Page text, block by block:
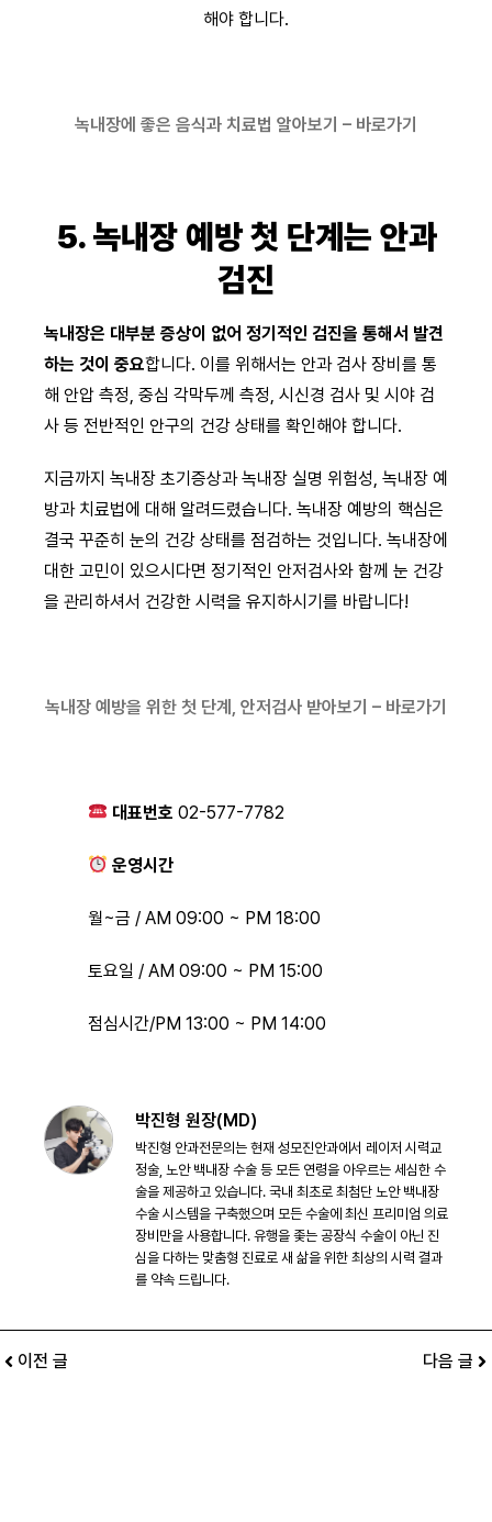
해야 합니다.
녹내장에 좋은 음식과 치료법 알아보기 – 바로가기
5. 녹내장 예방 첫 단계는 안과
검진
녹내장은 대부분 증상이 없어 정기적인 검진을 통해서 발견
하는 것이 중요합니다. 이를 위해서는 안과 검사 장비를 통
해 안압 측정, 중심 각막두께 측정, 시신경 검사 및 시야 검
사 등 전반적인 안구의 건강 상태를 확인해야 합니다.
지금까지 녹내장 초기증상과 녹내장 실명 위험성, 녹내장 예
방과 치료법에 대해 알려드렸습니다. 녹내장 예방의 핵심은
결국 꾸준히 눈의 건강 상태를 점검하는 것입니다. 녹내장에
대한 고민이 있으시다면 정기적인 안저검사와 함께 눈 건강
을 관리하셔서 건강한 시력을 유지하시기를 바랍니다!
녹내장 예방을 위한 첫 단계, 안저검사 받아보기 – 바로가기
대표번호 02-577-7782
운영시간
월~금 / AM 09:00 ~ PM 18:00
토요일 / AM 09:00 ~ PM 15:00
점심시간/PM 13:00 ~ PM 14:00
박진형 원장(MD)
박진형 안과전문의는 현재 성모진안과에서 레이저 시력교
정술, 노안 백내장 수술 등 모든 연령을 아우르는 세심한 수
술을 제공하고 있습니다. 국내 최초로 최첨단 노안 백내장
수술 시스템을 구축했으며 모든 수술에 최신 프리미엄 의료
장비만을 사용합니다. 유행을 좇는 공장식 수술이 아닌 진
심을 다하는 맞춤형 진료로 새 삶을 위한 최상의 시력 결과
를 약속 드립니다.
이전 글 다음 글